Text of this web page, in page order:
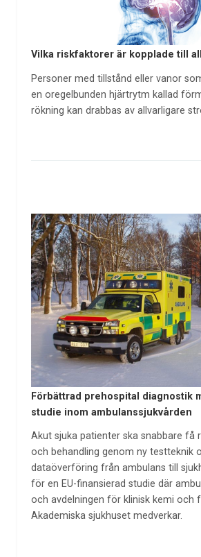
Vilka riskfaktorer är kopplade till
Personer med tillstånd eller vanor
en oregelbunden hjärtrytm kallad
rökning kan drabbas av allvarligare
Förbättrad prehospital diagnostik
studie inom ambulanssjukvården
Akut sjuka patienter ska snabbare få
och behandling genom ny testteknik
dataöverföring från ambulans till
för en EU-finansierad studie där
och avdelningen för klinisk kemi och
Akademiska sjukhuset medverkar.